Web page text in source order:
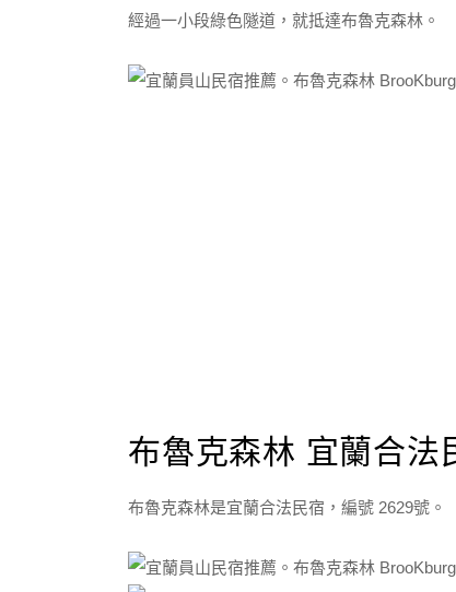
經過一小段綠色隧道，就抵達布魯克森林。
布魯克森林 宜蘭合法
布魯克森林是宜蘭合法民宿，編號 2629號。